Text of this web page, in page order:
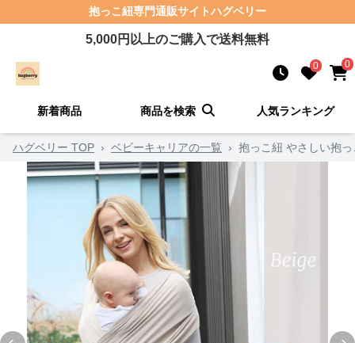
抱っこ紐専門通販サイトハグベリー
5,000円以上のご購入で送料無料
0 0
新着商品 商品を検索 人気ランキング
ハグベリー TOP › ベビーキャリアの一覧 › 抱っこ紐 やさしい抱